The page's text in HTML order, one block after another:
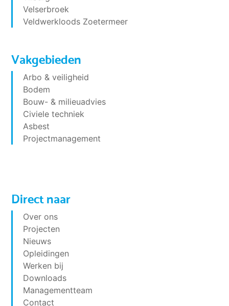
Velserbroek
Veldwerkloods Zoetermeer
Vakgebieden
Arbo & veiligheid
Bodem
Bouw- & milieuadvies
Civiele techniek
Asbest
Projectmanagement
Direct naar
Over ons
Projecten
Nieuws
Opleidingen
Werken bij
Downloads
Managementteam
Contact